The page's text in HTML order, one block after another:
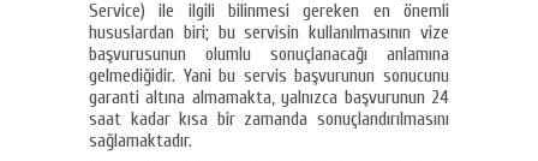
Service) ile ilgili bilinmesi gereken en önemli
hususlardan biri; bu servisin kullanılmasının vize
başvurusunun olumlu sonuçlanacağı anlamına
gelmediğidir. Yani bu servis başvurunun sonucunu
garanti altına almamakta, yalnızca başvurunun 24
saat kadar kısa bir zamanda sonuçlandırılmasını
sağlamaktadır.